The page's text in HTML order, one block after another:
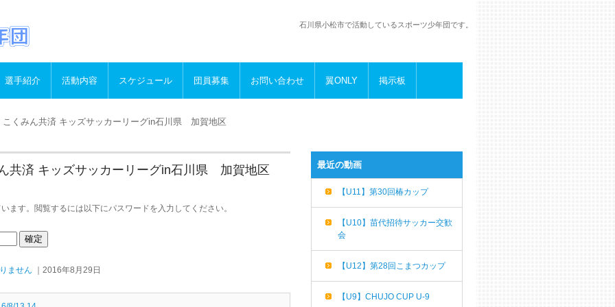
石川県小松市で活動しているスポーツ少年団です。
選手紹介 活動内容 スケジュール 団員募集 お問い合わせ 翼ONLY 掲示板
こくみん共済 キッズサッカーリーグin石川県 加賀地区
共済 キッズサッカーリーグin石川県 加賀地区
ます。閲覧するには以下にパスワードを入力してください。
ません ｜2016年8月29日
最近の動画
【U11】第30回椿カップ
【U10】苗代招待サッカー交歓
会
【U12】第28回こまつカップ
【U9】CHUJO CUP U-9